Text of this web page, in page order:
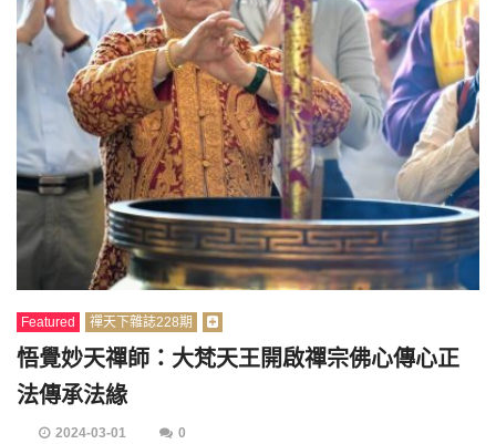
Featured 禪天下雜誌228期
悟覺妙天禪師：大梵天王開啟禪宗佛心傳心正
法傳承法緣
2024-03-01 0